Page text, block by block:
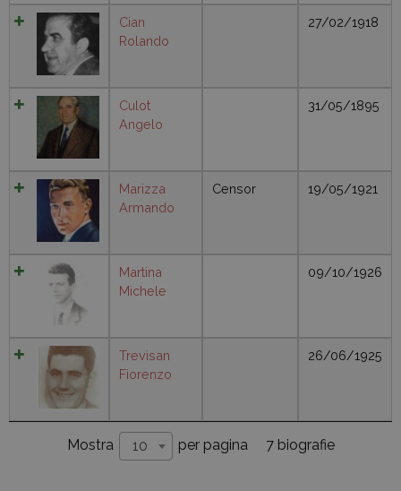
Cian
Rolando
27/02/1918
Culot
Angelo
31/05/1895
Marizza
Armando
Censor 19/05/1921
Martina
Michele
09/10/1926
Trevisan
Fiorenzo
26/06/1925
Mostra 10 per pagina 7 biografie